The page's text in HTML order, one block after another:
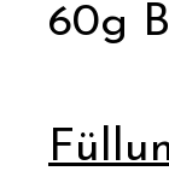
60g